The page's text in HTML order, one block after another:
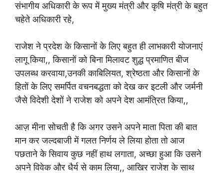
संभागीय अधिकारी के रूप में मुख्य मंत्री और कृषि मंत्री के बहुत
चहेते अधिकारी रहे,
राजेश ने प्रदेश के किसानों के लिए बहुत ही लाभकारी योजनाएं
लागू किया,, किसानों को बिना मिलावट शुद्ध प्रमाणित बीज
उपलब्ध करवाया,उनकी काबिलियत, श्रेष्ठता और किसानों के
हितों के लिए समर्पित वचनबद्धता को देख कर इटली और जर्मनी
जैसे विदेशी देशों ने राजेश को अपने देश आमंत्रित किया,,
आज़ मीना सोचती है कि अगर उसने अपने माता पिता की बात
मान कर जल्दबाजी में गलत निर्णय ले लिया होता तो आज
पछताने के सिवाय कुछ नहीं हाथ लगाता, अच्छा हुआ कि उसने
अपने विवेक और धैर्य से काम लिया,, आखिर राजेश के साथ